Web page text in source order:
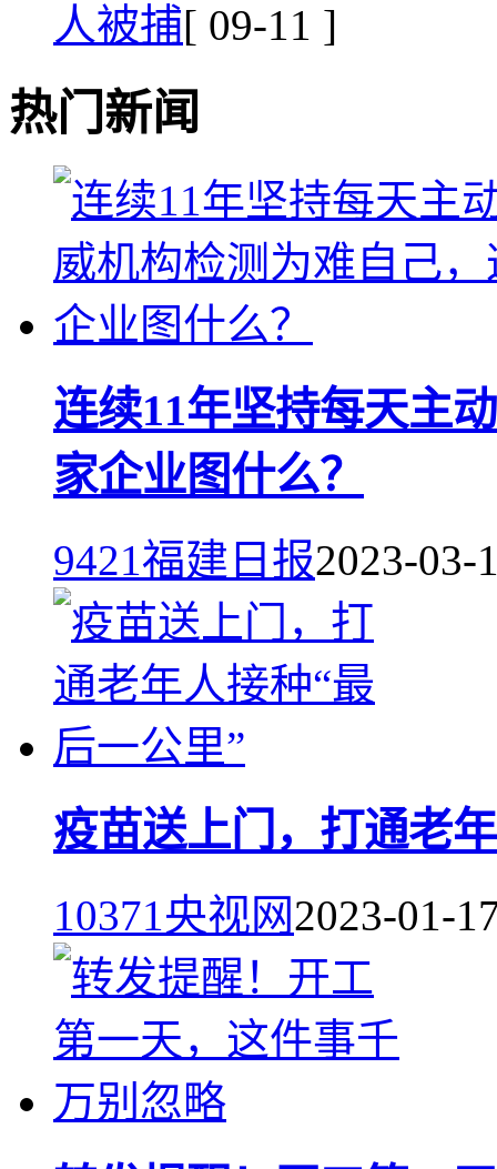
人被捕[ 09-11 ]
热门新闻
连续11年坚持每天主
家企业图什么？
9421 福建日报2023-03-
疫苗送上门，打通老
10371央视网2023-01-